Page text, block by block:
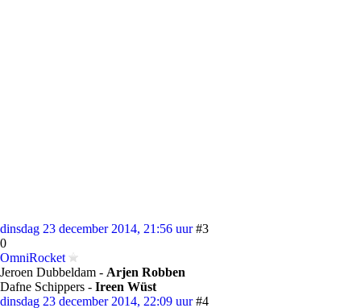
dinsdag 23 december 2014, 21:56 uur #3
0
OmniRocket
Jeroen Dubbeldam - Arjen Robben
Dafne Schippers - Ireen Wüst
dinsdag 23 december 2014, 22:09 uur #4